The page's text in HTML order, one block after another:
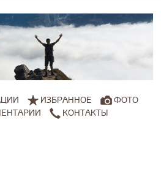
ИЗБРАННОЕ
ФОТО
КОНТАКТЫ